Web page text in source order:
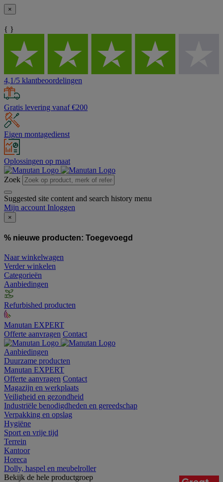
×
{ }
4,1/5 klantbeoordelingen
Gratis levering vanaf €200
Eigen montagedienst
Oplossingen op maat
Zoek
Suggested site content and search history menu
Mijn account Inloggen
×
% nieuwe producten: Toegevoegd
Naar winkelwagen
Verder winkelen
Categorieën
Aanbiedingen
Refurbished producten
Manutan EXPERT
Offerte aanvragen Contact
Aanbiedingen
Duurzame producten
Manutan EXPERT
Offerte aanvragen Contact
Magazijn en werkplaats
Veiligheid en gezondheid
Industriële benodigdheden en gereedschap
Verpakking en opslag
Hygiëne
Sport en vrije tijd
Terrein
Kantoor
Horeca
Dolly, haspel en meubelroller
Bekijk de hele productgroep